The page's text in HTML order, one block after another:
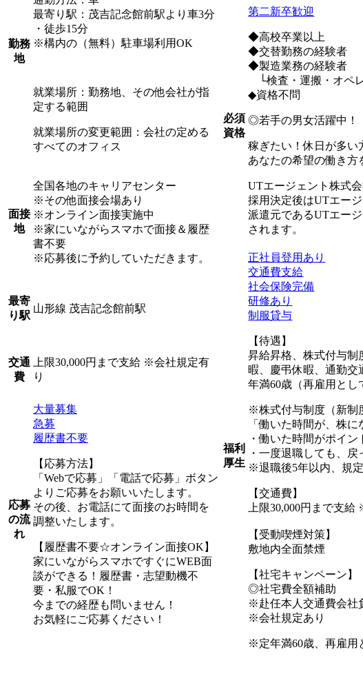
勤務
地
最寄り駅：茂吉記念館前駅より車3分
・徒歩15分
※構内の（無料）駐車場利用OK
就業場所：勤務地、その他会社が指
定する範囲
就業場所の変更範囲：会社の定める
すべてのオフィス
面接
地
全国各地のキャリアセンター
※その他面接会場あり
※オンライン面接実施中
※家にいながらスマホで面接＆履歴
書不要
※応募後に予約していただきます。
最寄
り駅
山形線 茂吉記念館前駅
交通
費
上限30,000円まで支給 ※会社規定有
り
応募
の流
れ
大量募集
急募
履歴書不要
【応募方法】
「Webで応募」「電話で応募」ボタン
よりご応募をお願いいたします。
その後、お電話にて面接のお時間を
調整いたします。
【履歴書不要☆オンライン面接OK】
家にいながらスマホですぐにWEB面
談ができる！履歴書・志望動機不
要・私服でOK！
今までの経歴も問いません！
お気軽にご応募ください！
必須
資格
第二新卒歓迎
◆高校卒業以上
◆交替勤務の経験者
◆製造業務の経験者
└検査・運搬・オペ
◆資格不問
◎若手の男女活躍中！
稼ぎたい！休日が多い
あなたの希望の働き方
UTエージェント株式
採用決定後はUTエー
派遣元であるUTエー
されます。
福利
厚生
正社員登用あり
交通費支給
社会保険完備
研修あり
制服貸与
【待遇】
昇給昇格、株式付与
暇、慶弔休暇、通勤
年満60歳（再雇用とし
※株式付与制度（新制
「働いた時間が、株に
・働いた時間がポイ
・一度退職しても、
※退職後5年以内、規
【交通費】
上限30,000円まで支
【受動喫煙対策】
敷地内全面禁煙
【社宅キャンペーン】
◎社宅費全額補助
※赴任本人交通費会社
※会社規定あり
※定年満60歳、再雇用